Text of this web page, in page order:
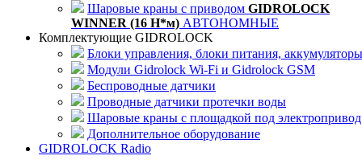
Шаровые краны с приводом GIDROLOCK
WINNER (16 Н*м) АВТОНОМНЫЕ
Комплектующие GIDROLOCK
Блоки управления, блоки питания, аккумуляторы
Модули Gidrolock Wi-Fi и Gidrolock GSM
Беспроводные датчики
Проводные датчики протечки воды
Шаровые краны с площадкой под электропривод
Дополнительное оборудование
GIDROLOCK Radio